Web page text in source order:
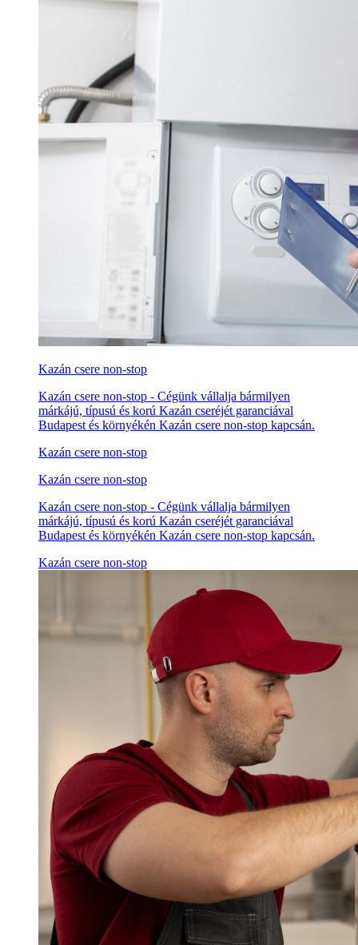
Kazán csere non-stop
Kazán csere non-stop - Cégünk vállalja bármilyen
márkájú, típusú és korú Kazán cseréjét garanciával
Budapest és környékén Kazán csere non-stop kapcsán.
Kazán csere non-stop
Kazán csere non-stop
Kazán csere non-stop - Cégünk vállalja bármilyen
márkájú, típusú és korú Kazán cseréjét garanciával
Budapest és környékén Kazán csere non-stop kapcsán.
Kazán csere non-stop